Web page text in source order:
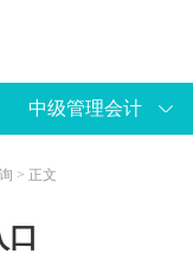
中级管理会计
> 正文